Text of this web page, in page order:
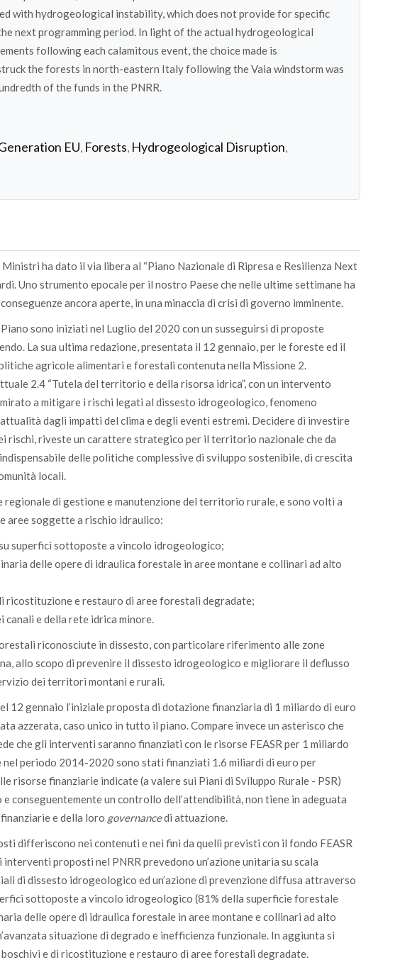
with hydrogeological instability, which does not provide for specific
next programming period. In light of the actual hydrogeological
following each calamitous event, the choice made is
the forests in north-eastern Italy following the Vaia windstorm was
of the funds in the PNRR.
EU, Forests, Hydrogeological Disruption,
ha dato il via libera al “Piano Nazionale di Ripresa e Resilienza Next
Uno strumento epocale per il nostro Paese che nelle ultime settimane ha
ancora aperte, in una minaccia di crisi di governo imminente.
sono iniziati nel Luglio del 2020 con un susseguirsi di proposte
La sua ultima redazione, presentata il 12 gennaio, per le foreste ed il
agricole alimentari e forestali contenuta nella Missione 2.
2.4 “Tutela del territorio e della risorsa idrica”, con un intervento
a mitigare i rischi legati al dissesto idrogeologico, fenomeno
dagli impatti del clima e degli eventi estremi. Decidere di investire
rischi, riveste un carattere strategico per il territorio nazionale che da
delle politiche complessive di sviluppo sostenibile, di crescita
locali.
di gestione e manutenzione del territorio rurale, e sono volti a
aree soggette a rischio idraulico:
superfici sottoposte a vincolo idrogeologico;
delle opere di idraulica forestale in aree montane e collinari ad alto
ricostituzione e restauro di aree forestali degradate;
e della rete idrica minore.
riconosciute in dissesto, con particolare riferimento alle zone
allo scopo di prevenire il dissesto idrogeologico e migliorare il deflusso
dei territori montani e rurali.
12 gennaio l’iniziale proposta di dotazione finanziaria di 1 miliardo di euro
azzerata, caso unico in tutto il piano. Compare invece un asterisco che
che gli interventi saranno finanziati con le risorse FEASR per 1 miliardo
periodo 2014-2020 sono stati finanziati 1.6 miliardi di euro per
finanziarie indicate (a valere sui Piani di Sviluppo Rurale - PSR)
conseguentemente un controllo dell’attendibilità, non tiene in adeguata
e della loro governancedi attuazione.
differiscono nei contenuti e nei fini da quelli previsti con il fondo FEASR
proposti nel PNRR prevedono un’azione unitaria su scala
di dissesto idrogeologico ed un’azione di prevenzione diffusa attraverso
sottoposte a vincolo idrogeologico (81% della superficie forestale
delle opere di idraulica forestale in aree montane e collinari ad alto
situazione di degrado e inefficienza funzionale. In aggiunta si
e di ricostituzione e restauro di aree forestali degradate.